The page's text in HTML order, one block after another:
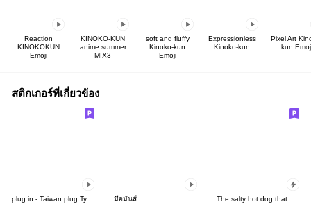
Reaction
KINOKOKUN
Emoji
KINOKO-KUN
anime summer
MIX3
soft and fluffy
Kinoko-kun
Emoji
Expressionless
Kinoko-kun
Pixel Art
kun
สติกเกอร์ที่เกี่ยวข้อง
plug in - Taiwan plug Type B มือมันส์ The salty hot dog that hits the screen